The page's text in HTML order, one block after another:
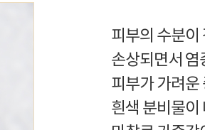
피부의 수분이
손상되면서 염
피부가 가려운
흰색 분비물